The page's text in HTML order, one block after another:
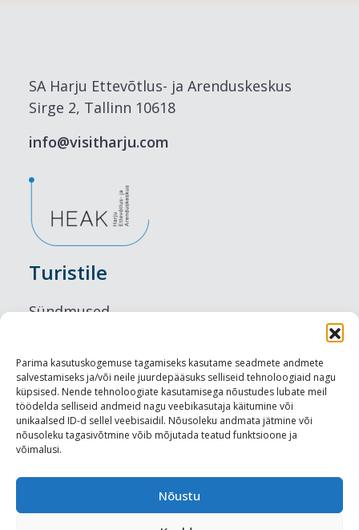
Parima kasutuskogemuse tagamiseks kasutame seadmete andmete
salvestamiseks ja/või neile juurdepääsuks selliseid tehnoloogiaid nagu
küpsised. Nende tehnoloogiate kasutamisega nõustudes lubate meil
töödelda selliseid andmeid nagu veebikasutaja käitumine või
unikaalsed ID-d sellel veebisaidil. Nõusoleku andmata jätmine või
nõusoleku tagasivõtmine võib mõjutada teatud funktsioone ja
võimalusi.
Nõustu
SA Harju Ettevõtlus- ja Arenduskeskus
Sirge 2, Tallinn 10618
info@visitharju.com
Turistile
Sündmused
Maitseelamused
Vaatamisväärsused
Visit Tallinn
Turismiprofessionaalile